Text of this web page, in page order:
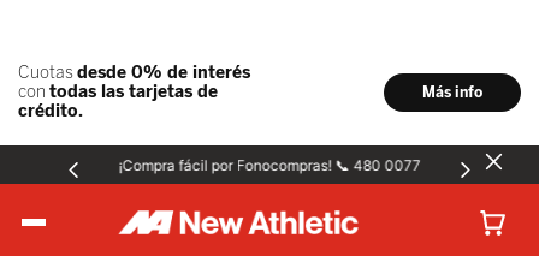
¡Compra fácil por Fonocompras! 📞 480 0077